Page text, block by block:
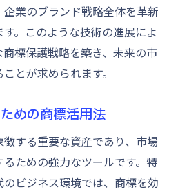
業のブランド戦略全体を革新
。このような技術の進展によ
標保護戦略を築き、未来の市
とが求められます。
めの商標活用法
する重要な資産であり、市場
ための強力なツールです。特
ビジネス環境では、商標を効